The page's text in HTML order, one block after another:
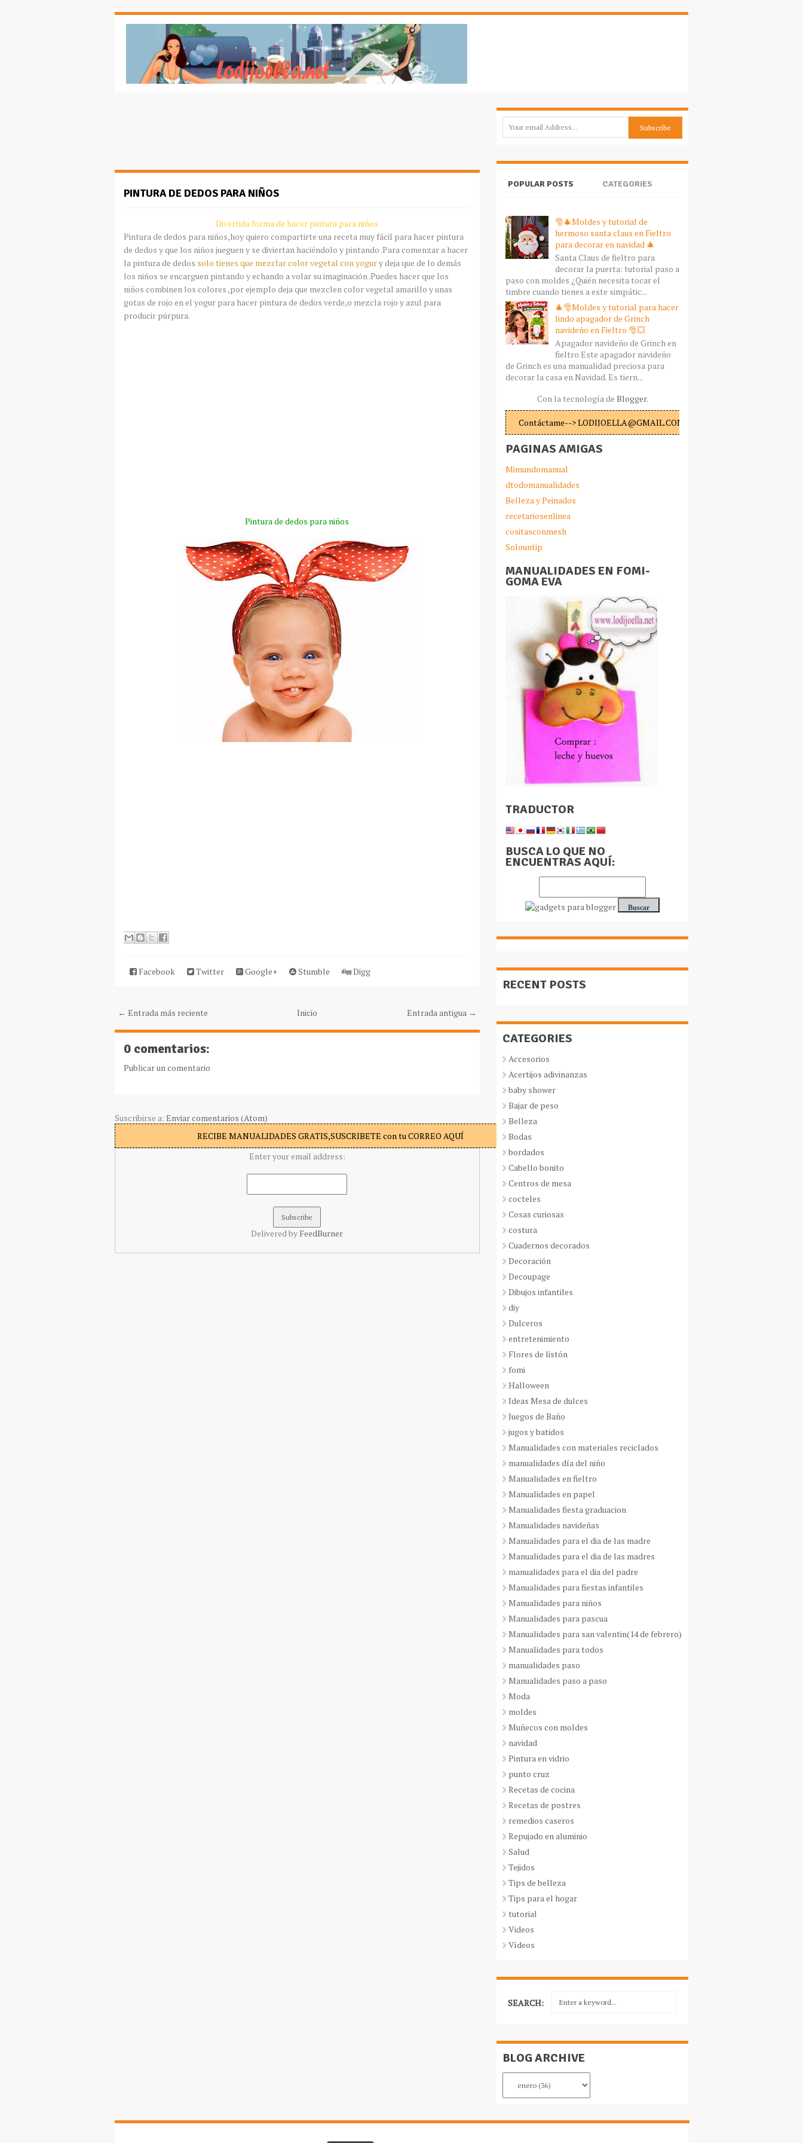
PINTURA DE DEDOS PARA NIÑOS
Divertida forma de hacer pintura para niños
Pintura de dedos para niños,hoy quiero compartirte una receta muy fácil para hacer pintura
de dedos y que los niños jueguen y se diviertan haciéndolo y pintando .Para comenzar a hacer
la pintura de dedos solo tienes que mezclar color vegetal con yogury deja que de lo demás
los niños se encarguen pintando y echando a volar su imaginación .Puedes hacer que los
niños combinen los colores ,por ejemplo deja que mezclen color vegetal amarillo y unas
gotas de rojo en el yogur para hacer pintura de dedos verde,o mezcla rojo y azul para
producir púrpura.
Pintura de dedos para niños
Facebook Twitter Google+ Stumble Digg
← Entrada más reciente Entrada antigua →
Inicio
0 comentarios:
Publicar un comentario
Suscribirse a: Enviar comentarios (Atom)
RECIBE MANUALIDADES GRATIS,SUSCRIBETE con tu CORREO AQUÍ
Enter your email address:
Delivered by FeedBurner
POPULAR POSTS CATEGORIES
🎅🎄Moldes y tutorial de
hermoso santa claus en Fieltro
para decorar en navidad 🎄
Santa Claus de fieltro para
decorar la puerta: tutorial paso a
paso con moldes ¿Quién necesita tocar el
timbre cuando tienes a este simpátic...
🎄🎅Moldes y tutorial para hacer
lindo apagador de Grinch
navideño en Fieltro 🎅💥
Apagador navideño de Grinch en
fieltro Este apagador navideño
de Grinch es una manualidad preciosa para
decorar la casa en Navidad. Es tiern...
Con la tecnología de Blogger.
Contáctame--> LODIJOELLA@GMAIL.COM
PAGINAS AMIGAS
Mimundomanual
dtodomanualidades
Belleza y Peinados
recetariosenlinea
cositasconmesh
Solountip
MANUALIDADES EN FOMI-
GOMA EVA
TRADUCTOR
BUSCA LO QUE NO
ENCUENTRAS AQUÍ:
RECENT POSTS
CATEGORIES
Accesorios
Acertijos adivinanzas
baby shower
Bajar de peso
Belleza
Bodas
bordados
Cabello bonito
Centros de mesa
cocteles
Cosas curiosas
costura
Cuadernos decorados
Decoración
Decoupage
Dibujos infantiles
diy
Dulceros
entretenimiento
Flores de listón
fomi
Halloween
Ideas Mesa de dulces
Juegos de Baño
jugos y batidos
Manualidades con materiales reciclados
manualidades día del niño
Manualidades en fieltro
Manualidades en papel
Manualidades fiesta graduacion
Manualidades navideñas
Manualidades para el dia de las madre
Manualidades para el dia de las madres
manualidades para el dia del padre
Manualidades para fiestas infantiles
Manualidades para niños
Manualidades para pascua
Manualidades para san valentin(14 de febrero)
Manualidades para todos
manualidades paso
Manualidades paso a paso
Moda
moldes
Muñecos con moldes
navidad
Pintura en vidrio
punto cruz
Recetas de cocina
Recetas de postres
remedios caseros
Repujado en aluminio
Salud
Tejidos
Tips de belleza
Tips para el hogar
tutorial
Videos
Vídeos
SEARCH:
BLOG ARCHIVE